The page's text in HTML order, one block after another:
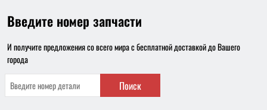
Введите номер запчасти
И получите предложения со всего мира с бесплатной доставкой до Вашего
города
Поиск